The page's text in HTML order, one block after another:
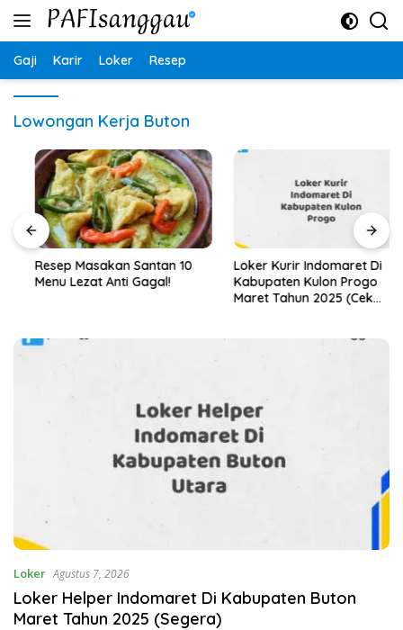
Langsung
Gaji Karir Loker Resep
Lowongan Kerja Buton
Resep Masakan Santan 10
Menu Lezat Anti Gagal!
Loker Kurir Indomaret Di
Kabupaten Kulon Progo
Maret Tahun 2025 (Cek
Loker Agustus 7, 2026
Loker Helper Indomaret Di Kabupaten Buton
Maret Tahun 2025 (Segera)